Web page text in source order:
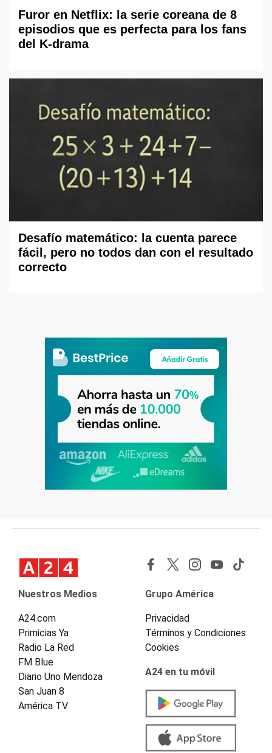
Furor en Netflix: la serie coreana de 8
episodios que es perfecta para los fans
del K-drama
Desafío matemático: la cuenta parece
fácil, pero no todos dan con el resultado
correcto
Nuestros Medios
A24.com
Primicias Ya
Radio La Red
FM Blue
Diario Uno Mendoza
San Juan 8
América TV
Grupo América
Privacidad
Términos y Condiciones
Cookies
A24 en tu móvil